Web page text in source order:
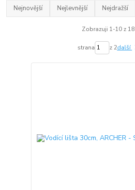
Nejnovější Nejlevnější Nejdražší
Zobrazuji 1-10 z 18
strana z 2další